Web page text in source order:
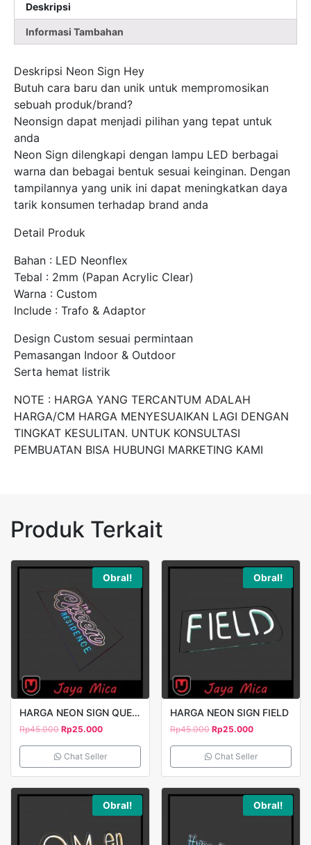
Deskripsi
Informasi Tambahan
Deskripsi Neon Sign Hey
Butuh cara baru dan unik untuk mempromosikan
sebuah produk/brand?
Neonsign dapat menjadi pilihan yang tepat untuk
anda
Neon Sign dilengkapi dengan lampu LED berbagai
warna dan bebagai bentuk sesuai keinginan. Dengan
tampilannya yang unik ini dapat meningkatkan daya
tarik konsumen terhadap brand anda
Detail Produk
Bahan : LED Neonflex
Tebal : 2mm (Papan Acrylic Clear)
Warna : Custom
Include : Trafo & Adaptor
Design Custom sesuai permintaan
Pemasangan Indoor & Outdoor
Serta hemat listrik
NOTE : HARGA YANG TERCANTUM ADALAH
HARGA/CM HARGA MENYESUAIKAN LAGI DENGAN
TINGKAT KESULITAN. UNTUK KONSULTASI
PEMBUATAN BISA HUBUNGI MARKETING KAMI
Produk Terkait
Obral!
HARGA NEON SIGN QUEEN 2
Rp45.000 Rp25.000
Chat Seller
Obral!
HARGA NEON SIGN FIELD
Rp45.000 Rp25.000
Chat Seller
Obral! Obral!